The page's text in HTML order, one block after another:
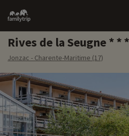
Family
trip
Rives de la Seugne
Jonzac - Charente-Maritime (17)